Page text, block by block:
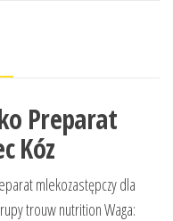
Preparat
Kóz
mlekozastępczy dla
trouw nutrition Waga: